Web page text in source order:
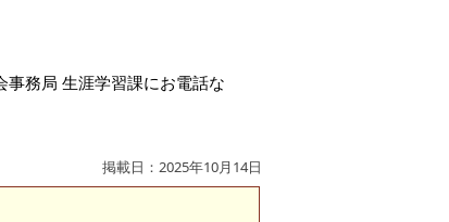
務局 生涯学習課にお電話な
掲載日：2025年10月14日